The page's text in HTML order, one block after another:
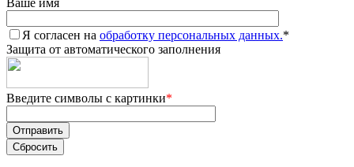
Ваше имя
Я согласен на обработку персональных данных.*
Защита от автоматического заполнения
Введите символы с картинки*